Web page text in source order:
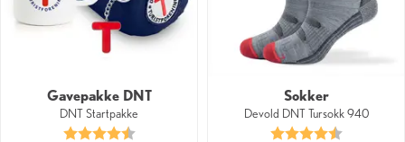
Gavepakke DNT
DNT Startpakke
Karakter:
4.4 av 5 mulige
Sokker
Devold DNT Tursokk 940
Karakter:
4.6 av 5